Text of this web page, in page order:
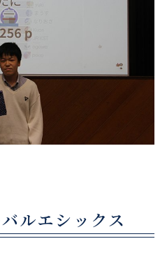
ルエシックス